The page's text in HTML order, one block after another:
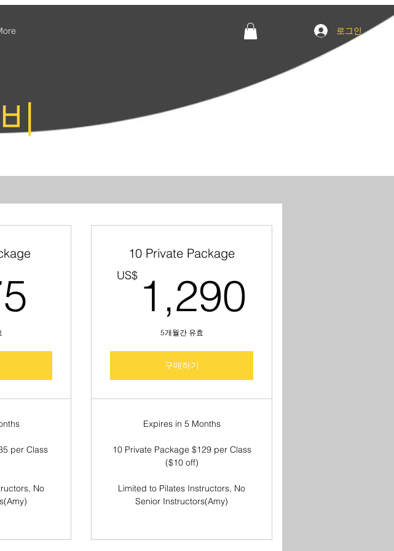
로그인
675US$
per Class
No
10 Private Package
US$ 1,290
5개월간 유효
구매하기
Expires in 5 Months
10 Private Package $129 per Class
($10 off)
Limited to Pilates Instructors, No
Senior Instructors(Amy)